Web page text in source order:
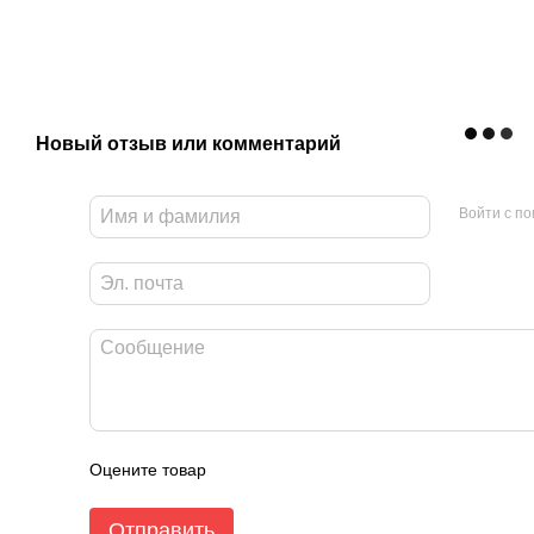
Новый отзыв или комментарий
Войти с
Оцените товар